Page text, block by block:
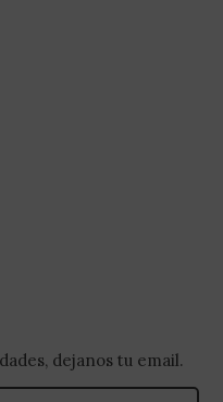
dejanos tu email.